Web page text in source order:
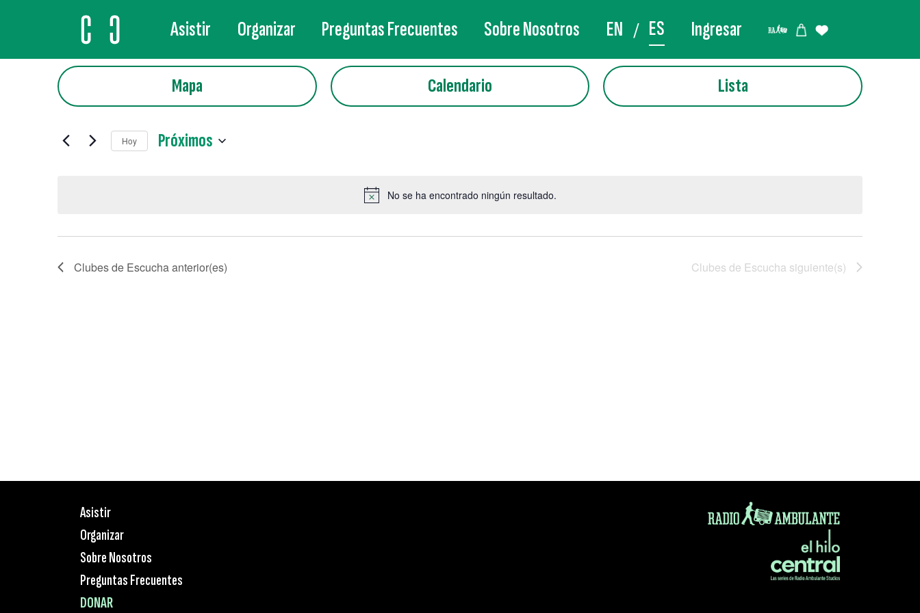
MAIN NAVIGATION
Asistir Organizar Preguntas Frecuentes Sobre Nosotros EN ES Ingresar
Aviso
No se ha encontrado ningún resultado.
Mapa Calendario Lista
Hoy Próximos
Clubes de Escuchaanterior(es) Clubes de Escucha siguiente(s)
Asistir
Organizar
Sobre Nosotros
Preguntas Frecuentes
DONAR